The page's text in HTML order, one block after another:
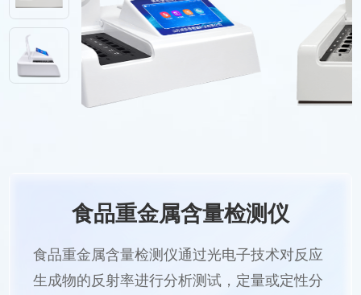
食品重金属含量检测仪
食品重金属含量检测仪通过光电子技术对反应
生成物的反射率进行分析测试，定量或定性分